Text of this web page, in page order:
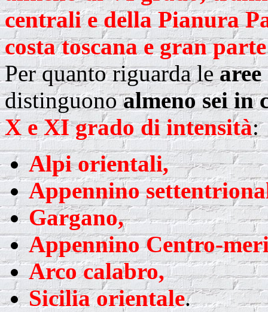
centrali e della Pianura
costa toscana e gran
Per quanto riguarda le
distinguonoalmeno sei in
X e XI grado di intensità:
Alpi orientali,
Appennino
Gargano,
Appennino Centro-
Arco calabro,
Sicilia orientale.